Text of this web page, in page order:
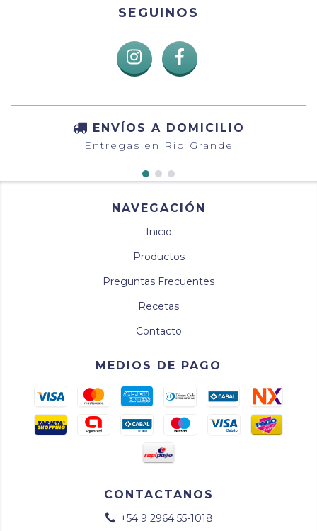
SEGUINOS
ENVÍOS A DOMICILIO
Entregas en Río Grande
NAVEGACIÓN
Inicio
Productos
Preguntas Frecuentes
Recetas
Contacto
MEDIOS DE PAGO
CONTACTANOS
+54 9 2964 55-1018